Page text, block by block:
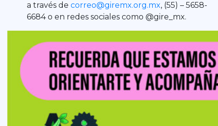
a través de correo@giremx.org.mx, (55) – 5658-
6684 o en redes sociales como @gire_mx.